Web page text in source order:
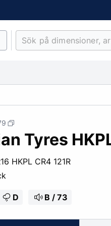
& Maskiner
ringar
Bult & Mutter
Tyres
HKPL CR4 121R
D B / 73